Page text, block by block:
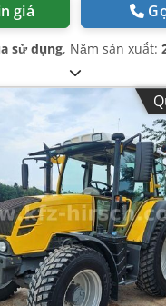
giá
sử dụng, Năm sản xuất: